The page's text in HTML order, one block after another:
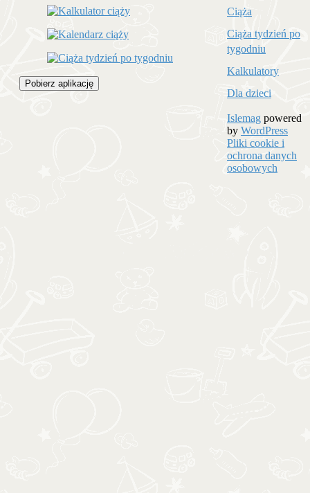
Pobierz aplikację
Ciąża
Ciąża tydzień po
tygodniu
Kalkulatory
Dla dzieci
Islemag powered
by WordPress
Pliki cookie i
ochrona danych
osobowych